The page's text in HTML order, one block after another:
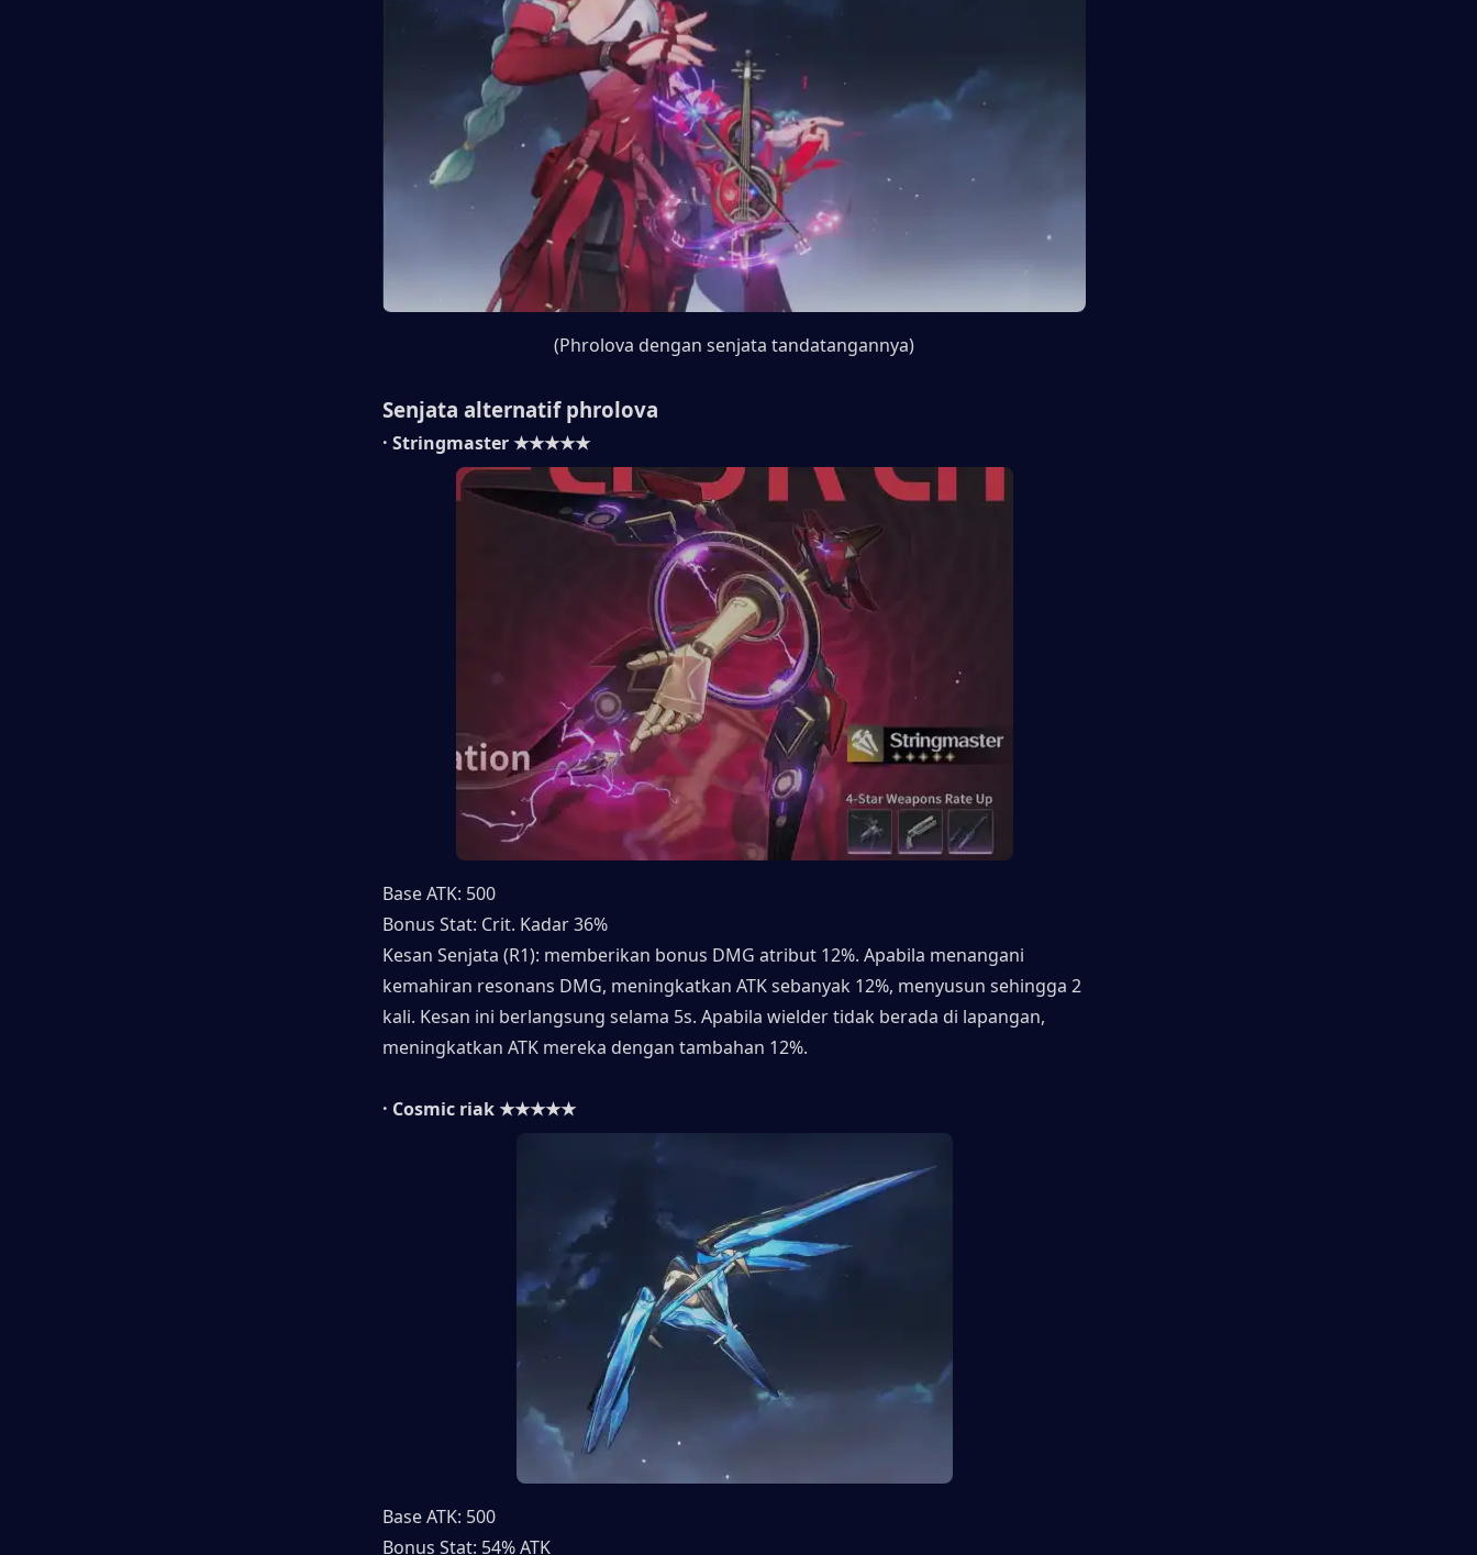
(Phrolova dengan senjata tandatangannya)
Senjata alternatif phrolova
· Stringmaster ★★★★★
Base ATK: 500
Bonus Stat: Crit. Kadar 36%
Kesan Senjata (R1): memberikan bonus DMG atribut 12%. Apabila menangani
kemahiran resonans DMG, meningkatkan ATK sebanyak 12%, menyusun sehingga 2
kali. Kesan ini berlangsung selama 5s. Apabila wielder tidak berada di lapangan,
meningkatkan ATK mereka dengan tambahan 12%.
· Cosmic riak ★★★★★
Base ATK: 500
Bonus Stat: 54% ATK